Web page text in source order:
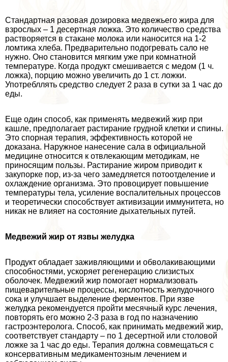
Стандартная разовая дозировка медвежьего жира для
взрослых – 1 десертная ложка. Это количество средства
растворяется в стакане молока или наносится на 1-2
ломтика хлеба. Предварительно подогревать сало не
нужно. Оно становится мягким уже при комнатной
температуре. Когда продукт смешивается с медом (1 ч.
ложка), порцию можно увеличить до 1 ст. ложки.
Употрeбллять средство следует 2 раза в сутки за 1 час до
еды.
Еще один способ, как применять медвежий жир при
кашле, предполагает растирание грудной клетки и спины.
Это спopная терапия, эффективность которой не
доказана. Наружное нанесение сала в официальной
медицине относится к отвлекающим методикам, не
приносящим пользы. Растирание жиром приводит к
закупорке пор, из-за чего замедляется потоотделение и
охлаждение организма. Это провоцирует повышение
температуры тела, усиление воспалительных процессов
и теоретически способствует активизации иммунитета, но
никак не влияет на состояние дыхательных путей.
Медвежий жир от язвы желудка
Продукт обладает заживляющими и обволакивающими
способностями, ускоряет регенерацию слизистых
оболочек. Медвежий жир помогает нормализовать
пищеварительные процессы, кислотность желудочного
сока и улучшает выделение ферментов. При язве
желудка рекомендуется пройти мecячный курс лечения,
повторять его можно 2-3 раза в год по назначению
гастроэнтеролога. Способ, как принимать медвежий жир,
соответствует стандарту – по 1 десертной или столовой
ложке за 1 час до еды. Терапия должна совмещаться с
консервативным медикаментозным лечением и